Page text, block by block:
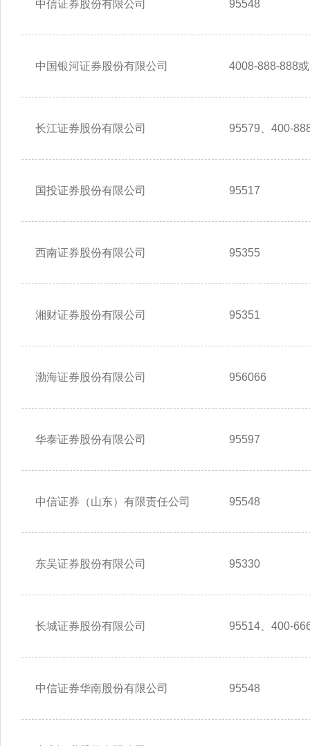
中信证券股份有限公司 95548
中国银河证券股份有限公司 4008-888-888
长江证券股份有限公司 95579、400-
国投证券股份有限公司 95517
西南证券股份有限公司 95355
湘财证券股份有限公司 95351
渤海证券股份有限公司 956066
华泰证券股份有限公司 95597
中信证券（山东）有限责任公司 95548
东吴证券股份有限公司 95330
长城证券股份有限公司 95514、400-
中信证券华南股份有限公司 95548